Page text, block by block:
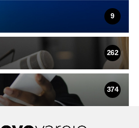
9
262
374